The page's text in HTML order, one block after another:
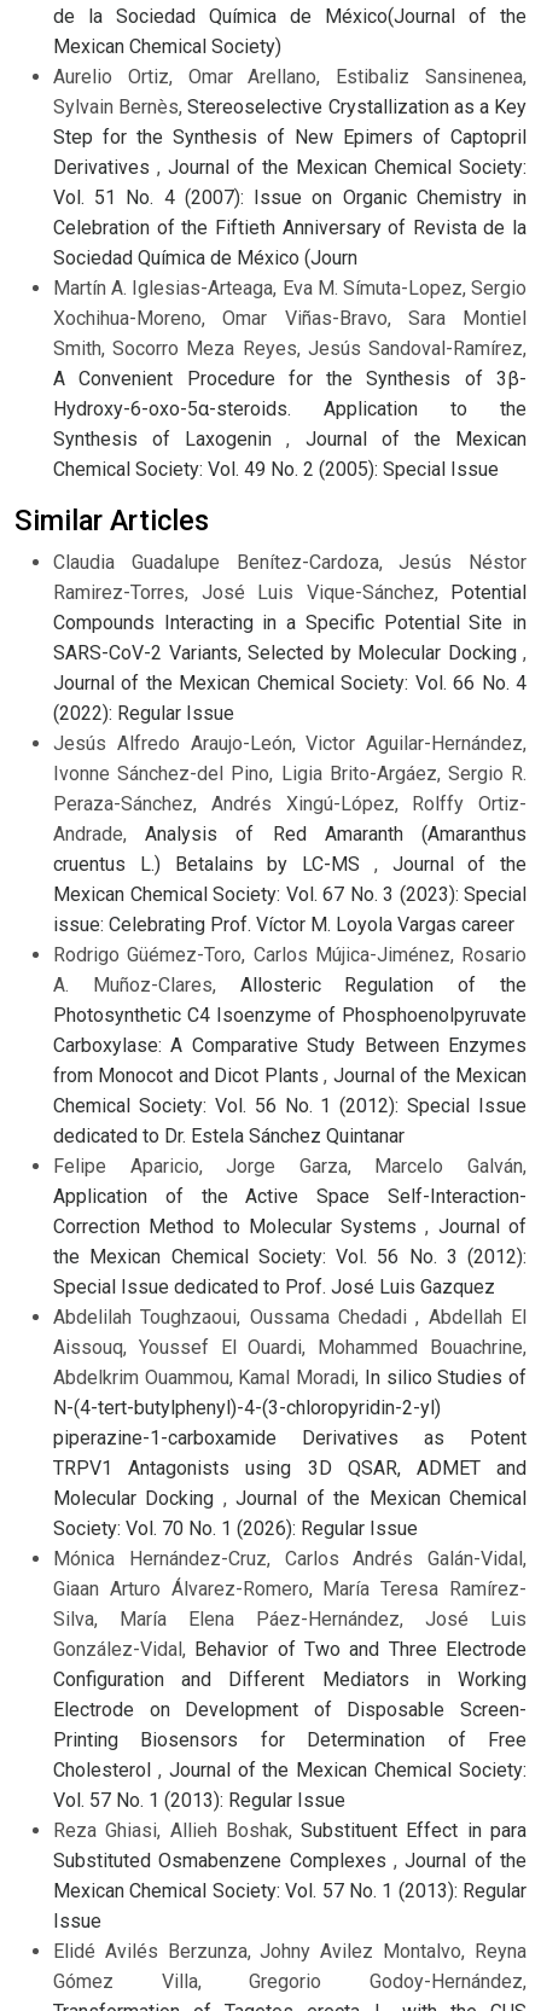
de la Sociedad Química de México(Journal of the
Mexican Chemical Society)
Aurelio Ortiz, Omar Arellano, Estibaliz Sansinenea,
Sylvain Bernès,Stereoselective Crystallization as a Key
Step for the Synthesis of New Epimers of Captopril
Derivatives , Journal of the Mexican Chemical Society:
Vol. 51 No. 4 (2007): Issue on Organic Chemistry in
Celebration of the Fiftieth Anniversary of Revista de la
Sociedad Química de México (Journ
Martín A. Iglesias-Arteaga, Eva M. Símuta-Lopez, Sergio
Xochihua-Moreno, Omar Viñas-Bravo, Sara Montiel
Smith, Socorro Meza Reyes, Jesús Sandoval-Ramírez,
A Convenient Procedure for the Synthesis of 3β-
Hydroxy-6-oxo-5α-steroids. Application to the
Synthesis of Laxogenin, Journal of the Mexican
Chemical Society: Vol. 49 No. 2 (2005): Special Issue
Similar Articles
Claudia Guadalupe Benítez-Cardoza, Jesús Néstor
Ramirez-Torres, José Luis Vique-Sánchez,
Potential
Compounds Interacting in a Specific Potential Site in
SARS-CoV-2 Variants, Selected by Molecular Docking ,
Journal of the Mexican Chemical Society: Vol. 66 No. 4
(2022): Regular Issue
Jesús Alfredo Araujo-León, Victor Aguilar-Hernández,
Ivonne Sánchez-del Pino, Ligia Brito-Argáez, Sergio R.
Peraza-Sánchez, Andrés Xingú-López, Rolffy Ortiz-
Andrade,Analysis of Red Amaranth (Amaranthus
cruentus L.) Betalains by LC-MS , Journal of the
Mexican Chemical Society: Vol. 67 No. 3 (2023): Special
issue: Celebrating Prof. Víctor M. Loyola Vargas career
Rodrigo Güémez-Toro, Carlos Mújica-Jiménez, Rosario
A. Muñoz-Clares, Allosteric Regulation of the
Photosynthetic C4 Isoenzyme of Phosphoenolpyruvate
Carboxylase: A Comparative Study Between Enzymes
from Monocot and Dicot Plants, Journal of the Mexican
Chemical Society: Vol. 56 No. 1 (2012): Special Issue
dedicated to Dr. Estela Sánchez Quintanar
Felipe Aparicio, Jorge Garza, Marcelo Galván,
Application of the Active Space Self-Interaction-
Correction Method to Molecular Systems, Journal of
the Mexican Chemical Society: Vol. 56 No. 3 (2012):
Special Issue dedicated to Prof. José Luis Gazquez
Abdelilah Toughzaoui, Oussama Chedadi , Abdellah El
Aissouq, Youssef El Ouardi, Mohammed Bouachrine,
Abdelkrim Ouammou, Kamal Moradi, In silico Studies of
N-(4-tert-butylphenyl)-4-(3-chloropyridin-2-yl)
piperazine-1-carboxamide Derivatives as Potent
TRPV1 Antagonists using 3D QSAR, ADMET and
Molecular Docking ,Journal of the Mexican Chemical
Society: Vol. 70 No. 1 (2026): Regular Issue
Mónica Hernández-Cruz, Carlos Andrés Galán-Vidal,
Giaan Arturo Álvarez-Romero, María Teresa Ramírez-
Silva, María Elena Páez-Hernández, José Luis
González-Vidal, Behavior of Two and Three Electrode
Configuration and Different Mediators in Working
Electrode on Development of Disposable Screen-
Printing Biosensors for Determination of Free
Cholesterol , Journal of the Mexican Chemical Society:
Vol. 57 No. 1 (2013): Regular Issue
Reza Ghiasi, Allieh Boshak,Substituent Effect in para
Substituted Osmabenzene Complexes ,Journal of the
Mexican Chemical Society: Vol. 57 No. 1 (2013): Regular
Issue
Elidé Avilés Berzunza, Johny Avilez Montalvo, Reyna
Gómez Villa, Gregorio Godoy-Hernández,